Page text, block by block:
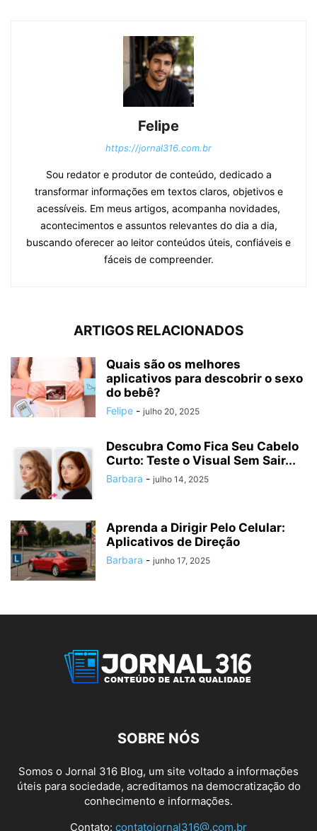
Felipe
https://jornal316.com.br
Sou redator e produtor de conteúdo, dedicado a
transformar informações em textos claros, objetivos e
acessíveis. Em meus artigos, acompanha novidades,
acontecimentos e assuntos relevantes do dia a dia,
buscando oferecer ao leitor conteúdos úteis, confiáveis e
fáceis de compreender.
ARTIGOS RELACIONADOS
Quais são os melhores
aplicativos para descobrir o sexo
do bebê?
Felipe - julho 20, 2025
Descubra Como Fica Seu Cabelo
Curto: Teste o Visual Sem Sair...
Barbara - julho 14, 2025
Aprenda a Dirigir Pelo Celular:
Aplicativos de Direção
Barbara - junho 17, 2025
SOBRE NÓS
Somos o Jornal 316 Blog, um site voltado a informações
úteis para sociedade, acreditamos na democratização do
conhecimento e informações.
Contato: contatojornal316@.com.br